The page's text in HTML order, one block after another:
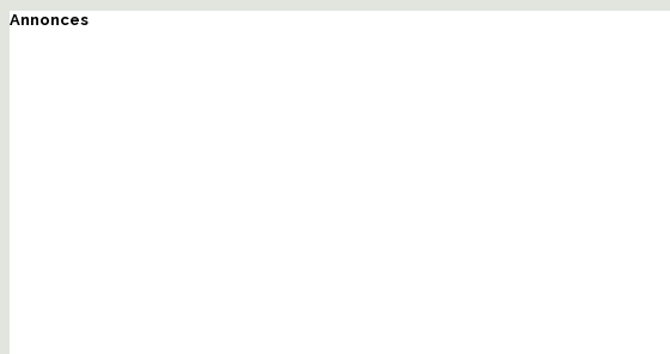
Annonces